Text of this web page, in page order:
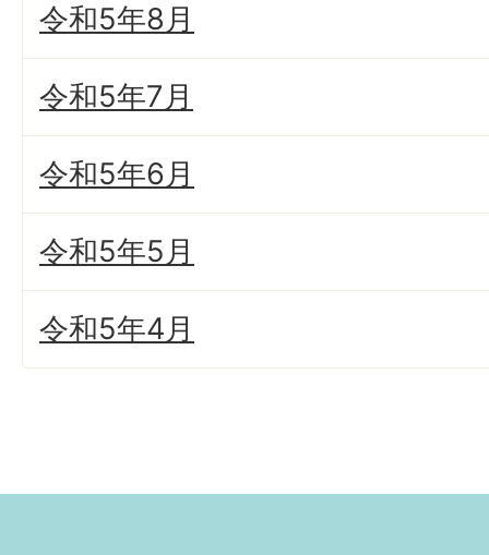
令和5年8月
令和5年7月
令和5年6月
令和5年5月
令和5年4月